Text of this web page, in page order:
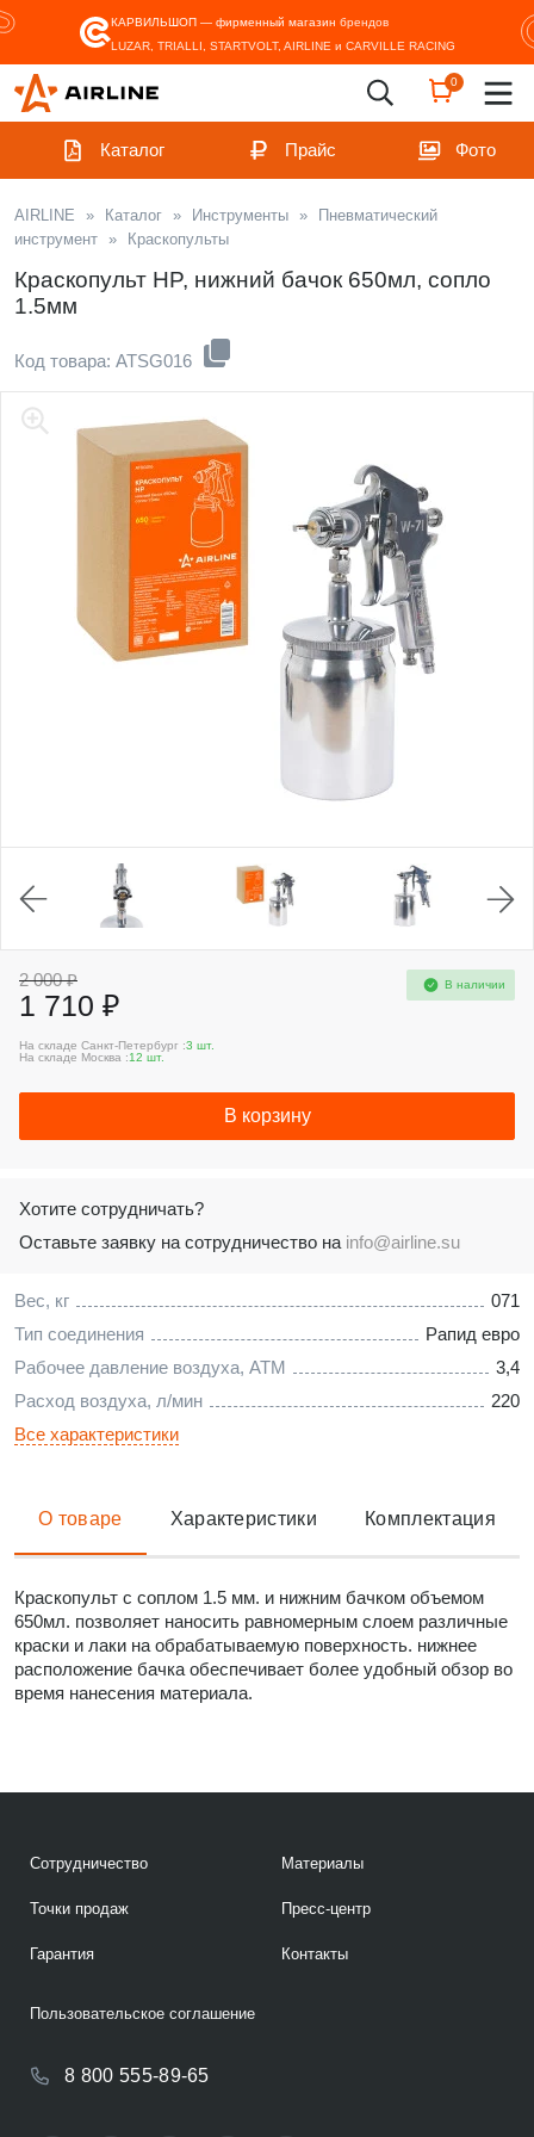
КАРВИЛЬШОП — фирменный магазин брендов
LUZAR, TRIALLI, STARTVOLT, AIRLINE и CARVILLE RACING
0
Каталог Прайс Фото
AIRLINE » Каталог » Инструменты »
Пневматический
инструмент » Краскопульты
Краскопульт HP, нижний бачок 650мл, сопло
1.5мм
Код товара: ATSG016
Вес, кг
071
Тип соединения
Рапид евро
Рабочее давление воздуха, АТМ
3,4
Расход воздуха, л/мин
220
Все характеристики
2 000 ₽
1 710 ₽
В наличии
На складе Санкт-Петербург :3 шт.
На складе Москва :12 шт.
В корзину
Хотите сотрудничать?
Оставьте заявку на сотрудничество на info@airline.su
О товаре Характеристики Комплектация
Краскопульт с соплом 1.5 мм. и нижним бачком объемом
650мл. позволяет наносить равномерным слоем различные
краски и лаки на обрабатываемую поверхность. нижнее
расположение бачка обеспечивает более удобный обзор во
время нанесения материала.
Сотрудничество
Точки продаж
Гарантия
Материалы
Пресс-центр
Контакты
8 800 555-89-65
Пользовательское соглашение